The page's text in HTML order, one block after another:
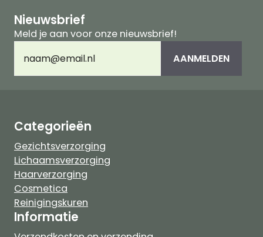
Nieuwsbrief
Meld je aan voor onze nieuwsbrief!
mailadres(Vereist) AANMELDEN
Categorieën
Gezichtsverzorging
Lichaamsverzorging
Haarverzorging
Cosmetica
Reinigingskuren
Informatie